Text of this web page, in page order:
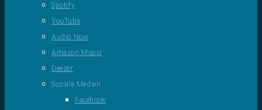
Spotify
YouTube
Audio Now
Amazon Music
Deezer
Soziale Medien
Facebook